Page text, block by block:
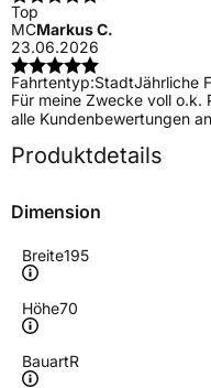
Top
MCMarkus C.
23.06.2026
Fahrtentyp:StadtJährliche
Für meine Zwecke voll o.k.
alle Kundenbewertungen
Produktdetails
Dimension
Breite195
Höhe70
BauartR